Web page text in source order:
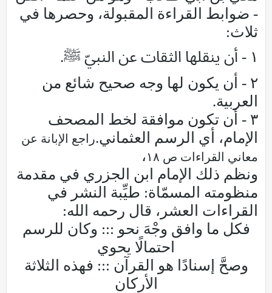
- ضوابط القراءة المقبولة، وحصرها في
ثلاث:
١ - أن ينقلها الثقات عن النبيّ ﷺ.
٢ - أن يكون لها وجه صحيح شائع من
العربية.
٣ - أن تكون موافقة لخط المصحف
الإمام، أي الرسم العثماني.راجع الإبانة عن
معاني القراءات ص ١٨
،
ونظم ذلك الإمام ابن الجزري في مقدمة
منظومته المسمّاة: طيِّبة النشر في
القراءات العشر، قال رحمه الله:
فكل ما وافق وجْهَ نحو ::: وكان للرسم
احتمالًا يحوي
وصحَّ إسنادًا هو القرآن ::: فهذه الثلاثة
الأركان